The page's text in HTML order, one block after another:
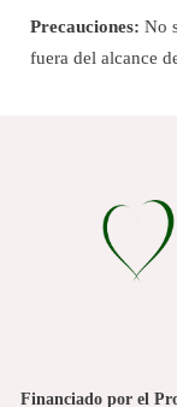
Precauciones: No
fuera del alcance
Financiado por el